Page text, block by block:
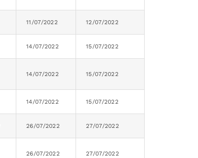
11/07/2022 12/07/2022
14/07/2022 15/07/2022
14/07/2022 15/07/2022
14/07/2022 15/07/2022
26/07/2022 27/07/2022
26/07/2022 27/07/2022